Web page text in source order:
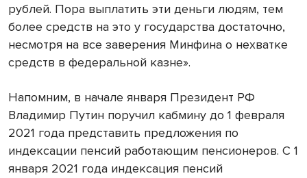
рублей. Пора выплатить эти деньги людям, тем
более средств на это у государства достаточно,
несмотря на все заверения Минфина о нехватке
средств в федеральной казне».
Напомним, в начале января Президент РФ
Владимир Путин поручил кабмину до 1 февраля
2021 года представить предложения по
индексации пенсий работающим пенсионеров. С 1
января 2021 года индексация пенсий